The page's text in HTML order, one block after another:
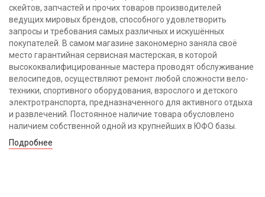
скейтов, запчастей и прочих товаров производителей
ведущих мировых брендов, способного удовлетворить
запросы и требования самых различных и искушённых
покупателей. В самом магазине закономерно заняла своё
место гарантийная сервисная мастерская, в которой
высококвалифицированные мастера проводят обслуживание
велосипедов, осуществляют ремонт любой сложности вело-
техники, спортивного оборудования, взрослого и детского
электротранспорта, предназначенного для активного отдыха
и развлечений. Постоянное наличие товара обусловлено
наличием собственной одной из крупнейших в ЮФО базы.
Подробнее